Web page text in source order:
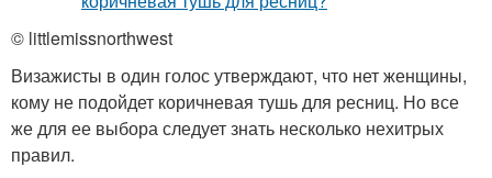
© littlemissnorthwest
Визажисты в один голос утверждают, что нет женщины,
кому не подойдет коричневая тушь для ресниц. Но все
же для ее выбора следует знать несколько нехитрых
правил.